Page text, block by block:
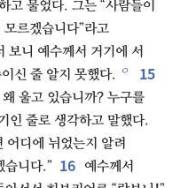
고 물었다. 그는 “사람들이
르겠습니다”라고
보니 예수께서 거기에 서
신 줄 알지 못했다. ㅇ 15
울고 있습니까? 누구를
인 줄로 생각하고 말했다.
어디에 뉘었는지 알려
습니다.” 16
예수께서